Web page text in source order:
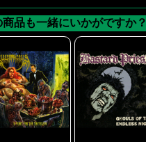
商品も一緒にいかがですか？